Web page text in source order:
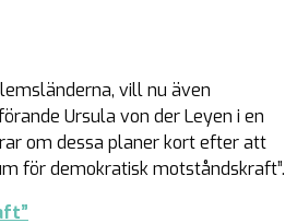
vill nu även
Ursula von der Leyen i en
om dessa planer kort efter att
för demokratisk motståndskraft”.